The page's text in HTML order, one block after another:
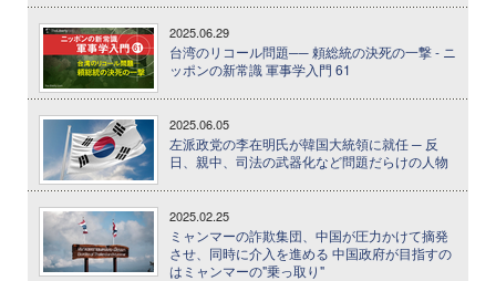
2025.06.29
台湾のリコール問題── 頼総統の決死の一撃 - ニ
ッポンの新常識 軍事学入門 61
2025.06.05
左派政党の李在明氏が韓国大統領に就任 ─ 反
日、親中、司法の武器化など問題だらけの人物
2025.02.25
ミャンマーの詐欺集団、中国が圧力かけて摘発
させ、同時に介入を進める 中国政府が目指すの
はミャンマーの"乗っ取り"